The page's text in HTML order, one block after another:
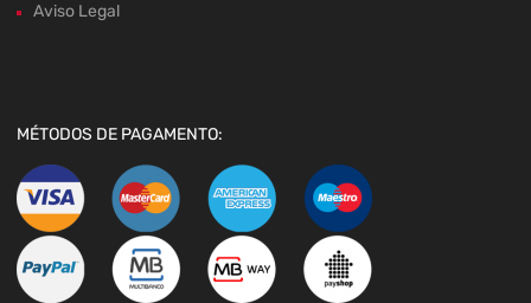
Aviso Legal
MÉTODOS DE PAGAMENTO: